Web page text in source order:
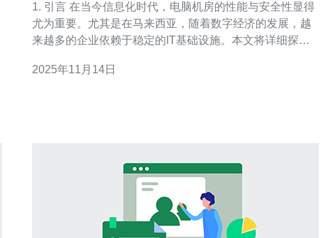
1. 引言 在当今信息化时代，电脑机房的性能与安全性显得
尤为重要。尤其是在马来西亚，随着数字经济的发展，越
来越多的企业依赖于稳定的IT基础设施。本文将详细探讨
配置、VPS管理、主机选择等方面的建议。 2. 服务器配置
2025年11月14日